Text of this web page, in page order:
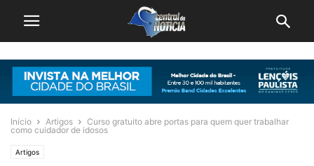
Início Artigos
Curso gratuito abre portas para quem quer trabalhar
como cuidador de idosos
Artigos